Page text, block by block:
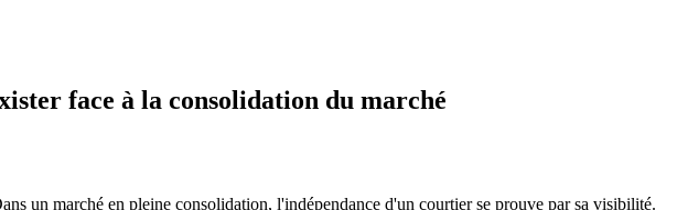
face à la consolidation du marché
un marché en pleine consolidation, l'indépendance d'un courtier se prouve par sa visibilité.